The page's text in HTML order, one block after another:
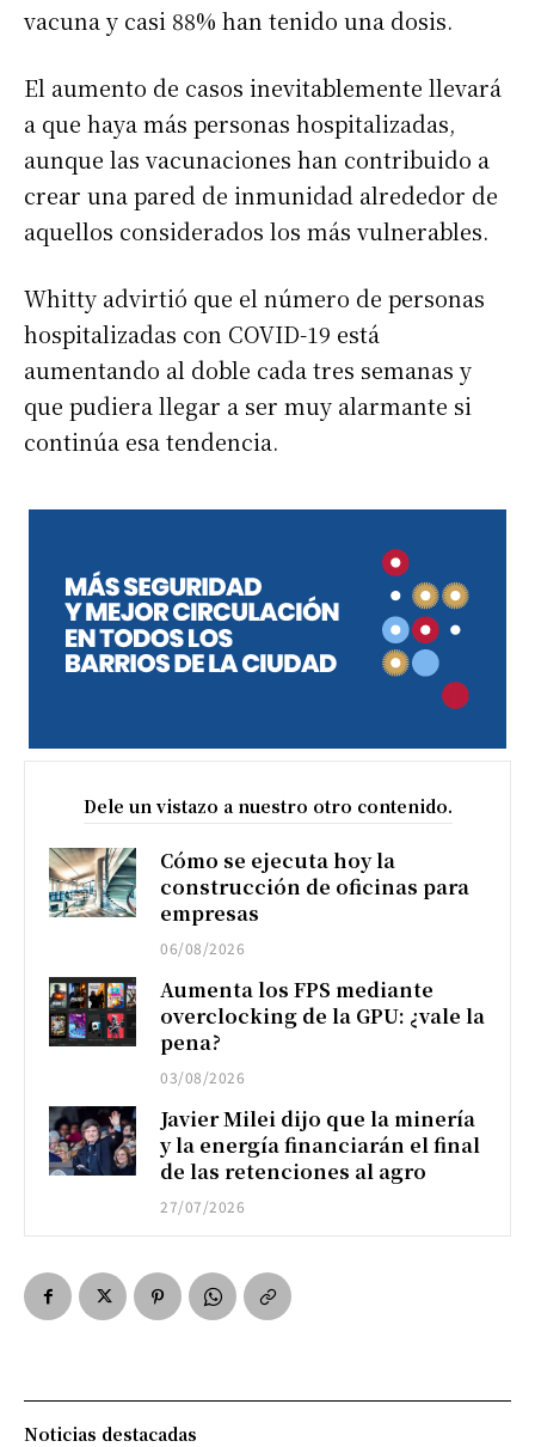
vacuna y casi 88% han tenido una dosis.
El aumento de casos inevitablemente llevará
a que haya más personas hospitalizadas,
aunque las vacunaciones han contribuido a
crear una pared de inmunidad alrededor de
aquellos considerados los más vulnerables.
Whitty advirtió que el número de personas
hospitalizadas con COVID-19 está
aumentando al doble cada tres semanas y
que pudiera llegar a ser muy alarmante si
continúa esa tendencia.
Dele un vistazo a nuestro otro contenido.
Cómo se ejecuta hoy la
construcción de oficinas para
empresas
06/08/2026
Aumenta los FPS mediante
overclocking de la GPU: ¿vale la
pena?
03/08/2026
Javier Milei dijo que la minería
y la energía financiarán el final
de las retenciones al agro
27/07/2026
Noticias destacadas